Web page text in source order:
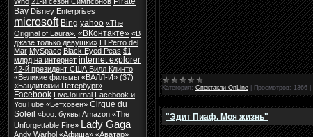
Bay Disney Enterprises
microsoft Bing yahoo «The
Original of Laura». «ВКонтакте» «В
джазе только девушки» El Perro del
Mar MySpace Black Eyed Peas $1
млрд на интернет internet explorer
42-й президент США Билл Клинто
«Великие фильмы «ВАЛЛ-И» (37)
«Бандитский Петербург»
Facebook LiveJournal Facebook и
YouTube «Бетховен» Cirque du
Soleil «boo. буквы Amazon «The
Unforgettable Fire» Lady Gaga
Andy Warhol «Афиша» «Аватар»
Категория: Спектакли OnLine Просмотров: 1366
"Эдит Пиаф. Моя жизнь"